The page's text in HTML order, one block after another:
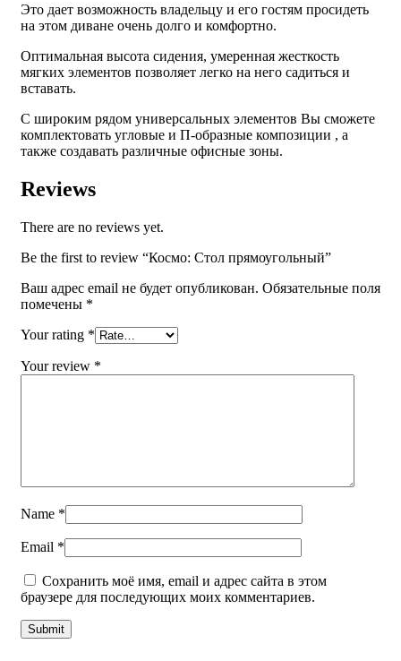
Это дает возможность владельцу и его гостям просидеть
на этом диване очень долго и комфортно.
Оптимальная высота сидения, умеренная жесткость
мягких элементов позволяет легко на него садиться и
вставать.
С широким рядом универсальных элементов Вы сможете
комплектовать угловые и П-образные композиции , а
также создавать различные офисные зоны.
Reviews
There are no reviews yet.
Be the first to review “Космо: Стол прямоугольный”
Ваш адрес email не будет опубликован. Обязательные поля
помечены *
Your rating *
Your review *
Name *
Email *
Сохранить моё имя, email и адрес сайта в этом
браузере для последующих моих комментариев.